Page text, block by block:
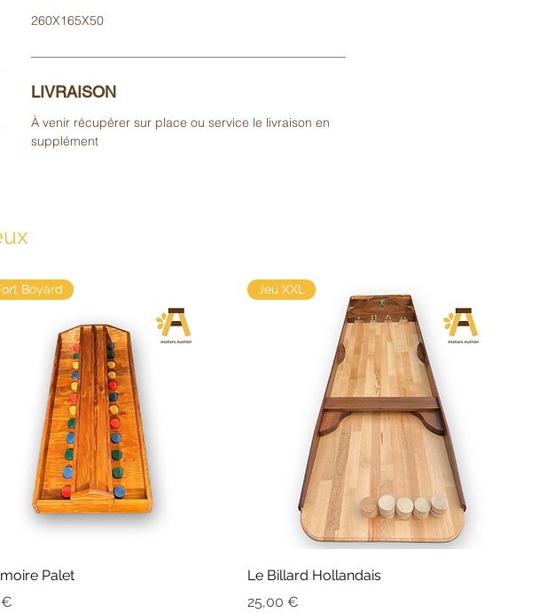
260X165X50
LIVRAISON
À venir récupérer sur place ou service le livraison en
supplément
Boyard
Palet
€
Jeu XXL
Le Billard Hollandais
Prix
25,00 €